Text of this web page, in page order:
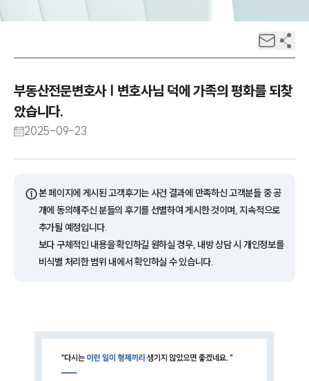
부동산전문변호사 | 변호사님 덕에 가족의 평화를 되찾
았습니다.
2025-09-23
ⓘ본 페이지에 게시된 고객후기는 사건 결과에 만족하신 고객분들 중 공
개에 동의해주신 분들의 후기를 선별하여 게시한 것이며, 지속적으로
추가될 예정입니다.
보다 구체적인 내용을 확인하길 원하실 경우, 내방 상담 시 개인정보를
비식별 처리한 범위 내에서 확인하실 수 있습니다.